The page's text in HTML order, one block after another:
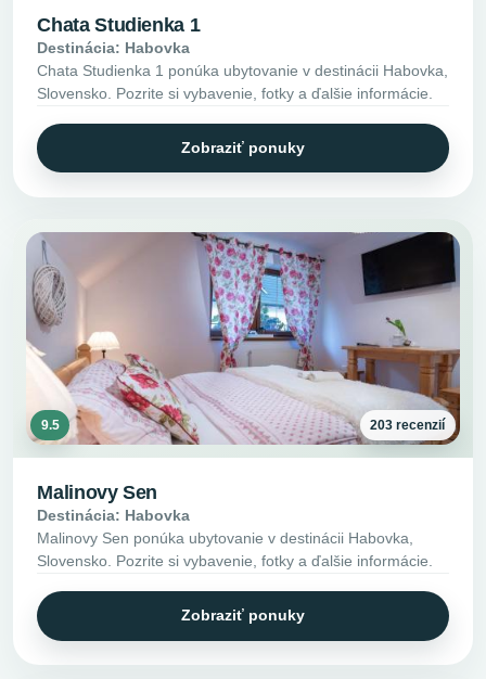
Chata Studienka 1
Destinácia: Habovka
Chata Studienka 1 ponúka ubytovanie v destinácii Habovka,
Slovensko. Pozrite si vybavenie, fotky a ďalšie informácie.
Zobraziť ponuky
9.5 203 recenzií
Malinovy Sen
Destinácia: Habovka
Malinovy Sen ponúka ubytovanie v destinácii Habovka,
Slovensko. Pozrite si vybavenie, fotky a ďalšie informácie.
Zobraziť ponuky